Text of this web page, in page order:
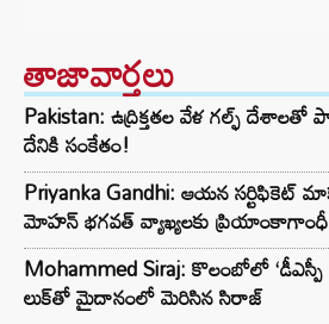
తాజావార్తలు
Pakistan: ఉద్రిక్తతల వేళ గల్ఫ్ దేశాలతో
దేనికి సంకేతం!
Priyanka Gandhi: ఆయన సర్టిఫికెట్
మోహన్ భగవత్‌ వ్యాఖ్యలకు
Mohammed Siraj: కొలంబోలో ‘డీఎస్పీ
లుక్‌తో మైదానంలో మెరిసిన సిరాజ్